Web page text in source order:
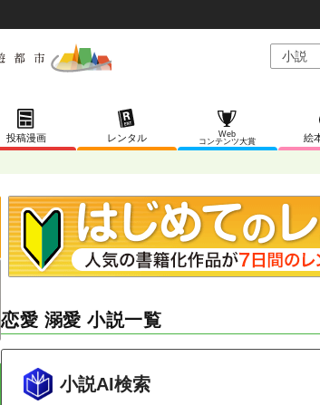
投稿漫画 レンタル
Web
コンテンツ大賞
絵
恋愛 溺愛 小説一覧
小説AI検索